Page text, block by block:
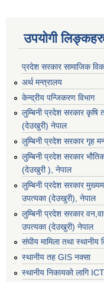
उपयोगी
प्रदेश सरकार सामाजिक
अर्थ मन्त्रालय
केन्द्रीय पन्जिकरण विभाग
लुम्बिनी प्रदेश सरकार कृषि
(देउखुरी) नेपाल
लुम्बिनी प्रदेश सरकार गृह
लुम्बिनी प्रदेश सरकार
(देउखुरी ), नेपाल
लुम्बिनी प्रदेश सरकार
उपत्यका (देउखुरी), नेपाल
लुम्बिनी प्रदेश सरकार
उपत्यका (देउखुरी) नेपाल
संघीय मामिला तथा स्थानीय
स्थानीय तह GIS नक्सा
स्थानीय निकायको लागि ICT